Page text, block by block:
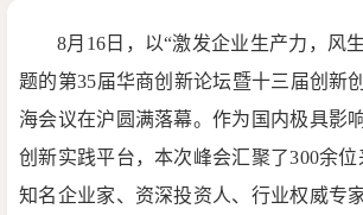
8月16日，以“激发企业生产力，风
题的第35届华商创新论坛暨十三届创新
海会议在沪圆满落幕。作为国内极具影
创新实践平台，本次峰会汇聚了300余
知名企业家、资深投资人、行业权威专